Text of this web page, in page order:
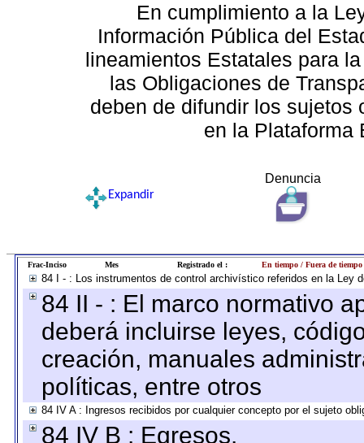
En cumplimiento a la
Información Pública del
lineamientos Estatales para
las Obligaciones de
deben de difundir los sujetos
en la Plataforma
Denuncia
Expandir
Frac-Inciso Mes Registrado el : En tiempo / Fuera de tiempo
84 I - : Los instrumentos de control archivístico referidos en la Ley
84 II - : El marco normativo
deberá incluirse leyes,
creación, manuales
políticas, entre otros
84 IV A : Ingresos recibidos por cualquier concepto por el sujeto
84 IV B : Egresos.